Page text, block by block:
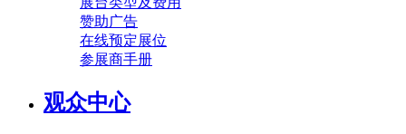
赞助广告
在线预定展位
参展商手册
观众中心